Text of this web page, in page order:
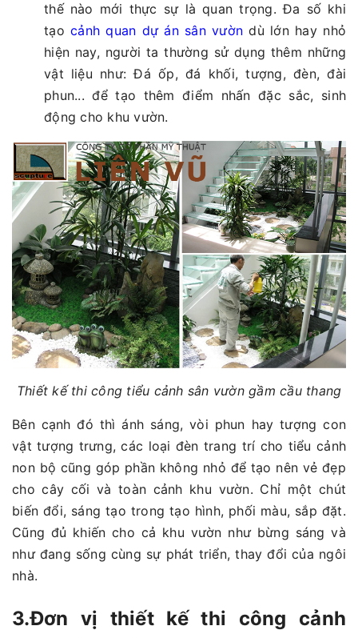
thế nào mới thực sự là quan trọng. Đa số khi
tạocảnh quan dự án sân vườn dù lớn hay nhỏ
hiện nay, người ta thường sử dụng thêm những
vật liệu như: Đá ốp, đá khối, tượng, đèn, đài
phun... để tạo thêm điểm nhấn đặc sắc, sinh
động cho khu vườn.
Thiết kế thi công tiểu cảnh sân vườn gầm cầu thang
Bên cạnh đó thì ánh sáng, vòi phun hay tượng con
vật tượng trưng, các loại đèn trang trí cho tiểu cảnh
non bộ cũng góp phần không nhỏ để tạo nên vẻ đẹp
cho cây cối và toàn cảnh khu vườn. Chỉ một chút
biến đổi, sáng tạo trong tạo hình, phối màu, sắp đặt.
Cũng đủ khiến cho cả khu vườn như bừng sáng và
như đang sống cùng sự phát triển, thay đổi của ngôi
nhà.
3.Đơn vị thiết kế thi công cảnh